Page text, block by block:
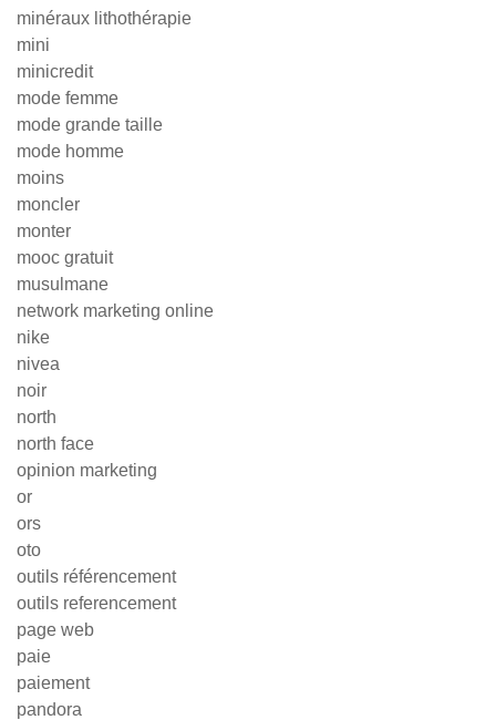
minéraux lithothérapie
mini
minicredit
mode femme
mode grande taille
mode homme
moins
moncler
monter
mooc gratuit
musulmane
network marketing online
nike
nivea
noir
north
north face
opinion marketing
or
ors
oto
outils référencement
outils referencement
page web
paie
paiement
pandora